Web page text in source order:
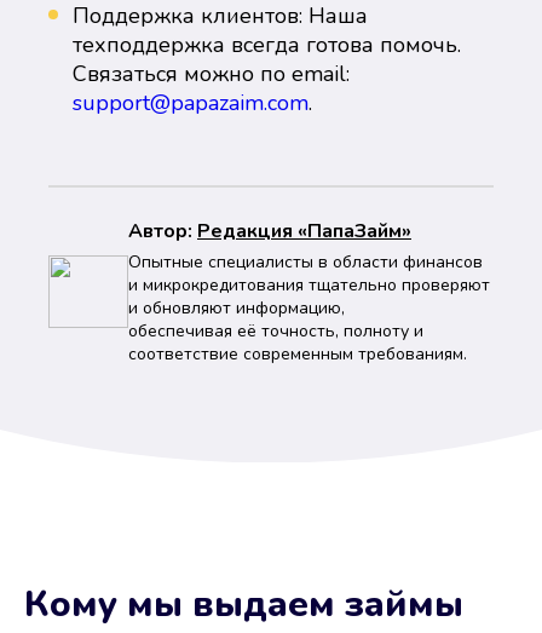
Поддержка клиентов: Наша
техподдержка всегда готова помочь.
Связаться можно по email:
support@papazaim.com.
Автор: Peдaкция «ПапаЗайм»
Опытные специалисты в области финансов
и микрокредитования тщательно проверяют
и обновляют информацию,
обеспечивая её точность, полноту и
соответствие современным требованиям.
Кому мы выдаем займы